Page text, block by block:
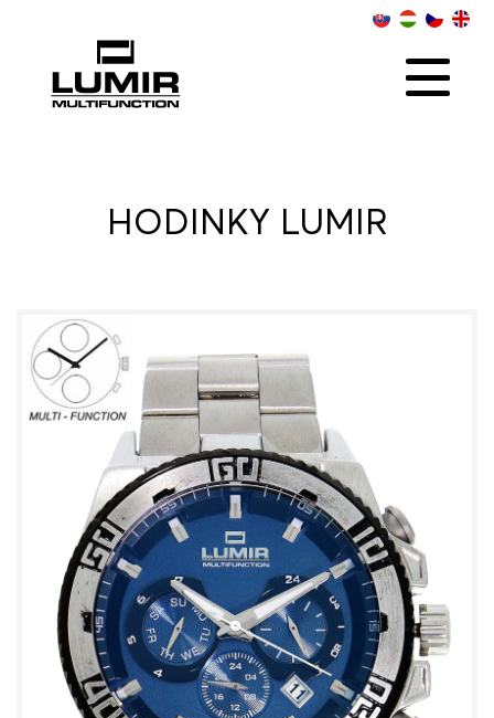
O NÁS
ONLINE PREDAJCOVIA
HODINKY LUMIR